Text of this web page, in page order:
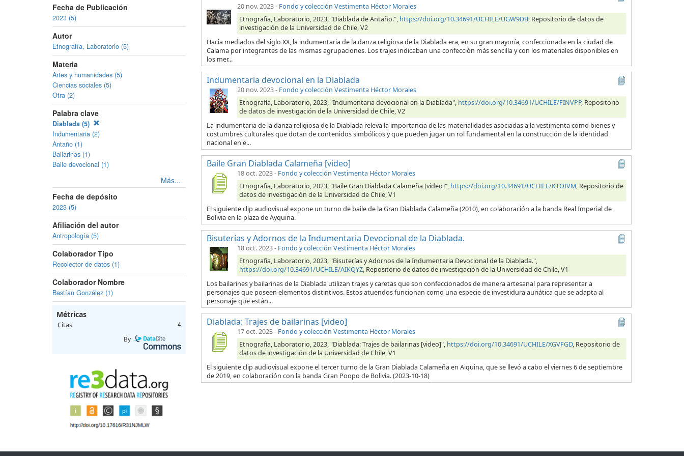
Fecha de Publicación
2023 (5)
Autor
Etnografía, Laboratorio (5)
Materia
Artes y humanidades (5)
Ciencias sociales (5)
Otra (2)
Palabra clave
Diablada (5)
Indumentaria (2)
Antaño (1)
Bailarinas (1)
Baile devocional (1)
Más...
Fecha de depósito
2023 (5)
Afiliación del autor
Antropología (5)
Colaborador Tipo
Recolector de datos (1)
Colaborador Nombre
Bastían González (1)
Métricas
Citas 4
By
20 nov. 2023- Fondo y colección Vestimenta Héctor Morales
Etnografía, Laboratorio, 2023, "Diablada de Antaño.", https://doi.org/10.34691/UCHILE/UGW9DB, Repositorio de datos de
investigación de la Universidad de Chile, V2
Hacia mediados del siglo XX, la indumentaria de la danza religiosa de la Diablada era, en su gran mayoría, confeccionada en la ciudad de
Calama por integrantes de las mismas agrupaciones. Los trajes indicaban una confección más sencilla y con los materiales disponibles en
los mer...
Indumentaria devocional en la Diablada
20 nov. 2023- Fondo y colección Vestimenta Héctor Morales
Etnografía, Laboratorio, 2023, "Indumentaria devocional en la Diablada", https://doi.org/10.34691/UCHILE/FINVPP, Repositorio
de datos de investigación de la Universidad de Chile, V2
La indumentaria de la danza religiosa de la Diablada releva la importancia de las materialidades asociadas a la vestimenta como bienes y
costumbres culturales que dotan de contenidos simbólicos y que pueden jugar un rol fundamental en la construcción de la identidad
nacional en e...
Baile Gran Diablada Calameña [video]
18 oct. 2023- Fondo y colección Vestimenta Héctor Morales
Etnografía, Laboratorio, 2023, "Baile Gran Diablada Calameña [video]", https://doi.org/10.34691/UCHILE/KTOIVM, Repositorio de
datos de investigación de la Universidad de Chile, V1
El siguiente clip audiovisual expone un turno de baile de la Gran Diablada Calameña (2010), en colaboración a la banda Real Imperial de
Bolivia en la plaza de Ayquina.
Bisuterías y Adornos de la Indumentaria Devocional de la Diablada.
18 oct. 2023- Fondo y colección Vestimenta Héctor Morales
Etnografía, Laboratorio, 2023, "Bisuterías y Adornos de la Indumentaria Devocional de la Diablada.",
https://doi.org/10.34691/UCHILE/AIKQYZ, Repositorio de datos de investigación de la Universidad de Chile, V1
Los bailarines y bailarinas de la Diablada utilizan trajes y caretas que son confeccionados de manera artesanal para representar a
personajes que poseen elementos distintivos. Estos atuendos funcionan como una especie de investidura auriática que se adapta al
personaje que están...
Diablada: Trajes de bailarinas [video]
17 oct. 2023- Fondo y colección Vestimenta Héctor Morales
Etnografía, Laboratorio, 2023, "Diablada: Trajes de bailarinas [video]", https://doi.org/10.34691/UCHILE/XGVFGD, Repositorio de
datos de investigación de la Universidad de Chile, V1
El siguiente clip audiovisual expone el tercer turno de la Gran Diablada Calameña en Aiquina, que se llevó a cabo el viernes 6 de septiembre
de 2019, en colaboración con la banda Gran Poopo de Bolivia. (2023-10-18)